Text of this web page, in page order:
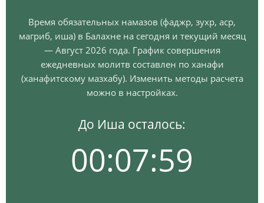
Время обязательных намазов (фаджр, зухр, аср,
магриб, иша) в Балахне на сегодня и текущий месяц
— Август 2026 года. График совершения
ежедневных молитв составлен по ханафи
(ханафитскому мазхабу). Изменить методы расчета
можно в настройках.
До Иша осталось:
00:07:58